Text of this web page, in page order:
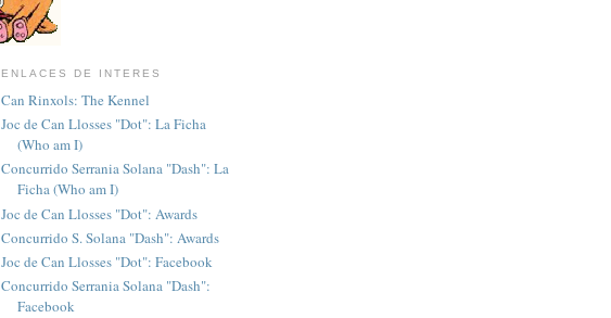
ENLACES DE INTERES
Can Rinxols: The Kennel
Joc de Can Llosses "Dot": La Ficha
(Who am I)
Concurrido Serrania Solana "Dash": La
Ficha (Who am I)
Joc de Can Llosses "Dot": Awards
Concurrido S. Solana "Dash": Awards
Joc de Can Llosses "Dot": Facebook
Concurrido Serrania Solana "Dash":
Facebook